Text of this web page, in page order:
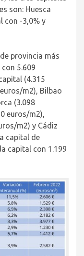
son: Huesca
con -3,0% y
provincia más
5.609
(4.315
m2), Bilbao
(3.098
euros/m2),
m2) y Cádiz
capital de
capital con 1.199